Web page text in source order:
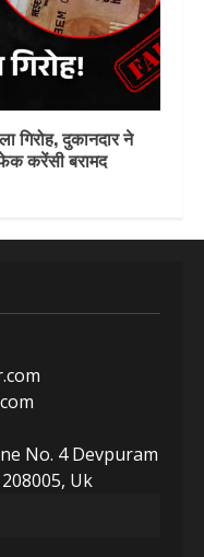
गिरोह, दुकानदार ने
करेंसी बरामद
No. 4 Devpuram
Uk